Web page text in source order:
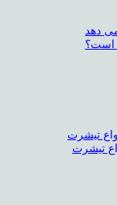
است؟
تیشرت
تیشرت